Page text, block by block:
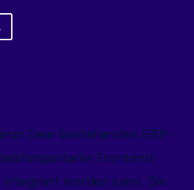
Dein bestehendes ERP-
Frontend-
werden kann. Die